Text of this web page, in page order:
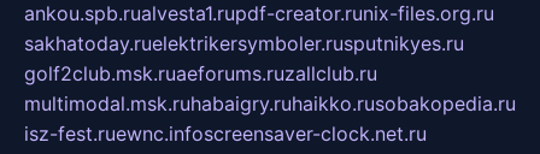
ankou.spb.rualvesta1.rupdf-creator.runix-files.org.ru
sakhatoday.ruelektrikersymboler.rusputnikyes.ru
golf2club.msk.ruaeforums.ruzallclub.ru
multimodal.msk.ruhabaigry.ruhaikko.rusobakopedia.ru
isz-fest.ruewnc.infoscreensaver-clock.net.ru